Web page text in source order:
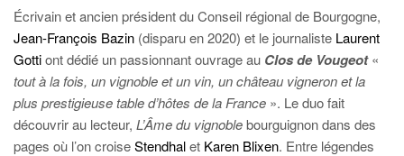
Écrivain et ancien président du Conseil régional de Bourgogne,
Jean-François Bazin (disparu en 2020) et le journaliste Laurent
Gottiont dédié un passionnant ouvrage au Clos de Vougeot «
tout à la fois, un vignoble et un vin, un château vigneron et la
plus prestigieuse table d’hôtes de la France ». Le duo fait
découvrir au lecteur, L’Âme du vignoblebourguignon dans des
pages où l’on croiseStendhalet Karen Blixen. Entre légendes